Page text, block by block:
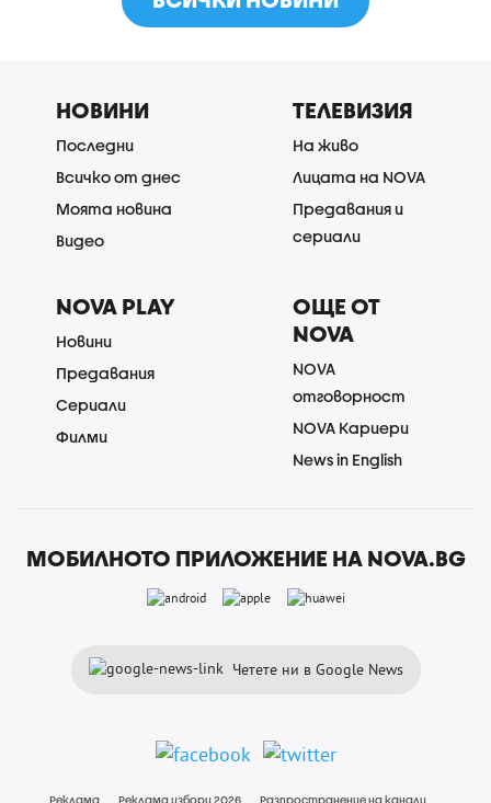
НОВИНИ
Последни
Всичко от днес
Моята новина
Видео
ТЕЛЕВИЗИЯ
На живо
Лицата на NOVA
Предавания и
сериали
NOVA PLAY
Новини
Предавания
Сериали
Филми
ОЩЕ ОТ
NOVA
NOVA
отговорност
NOVA Кариери
News in English
МОБИЛНОТО ПРИЛОЖЕНИЕ НА NOVA.BG
Четете ни в Google News
Реклама Реклама избори 2026 Разпространение на канали